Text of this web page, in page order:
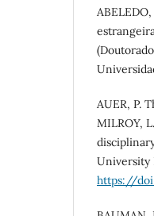
AUER, P.
MILROY,
University
https://